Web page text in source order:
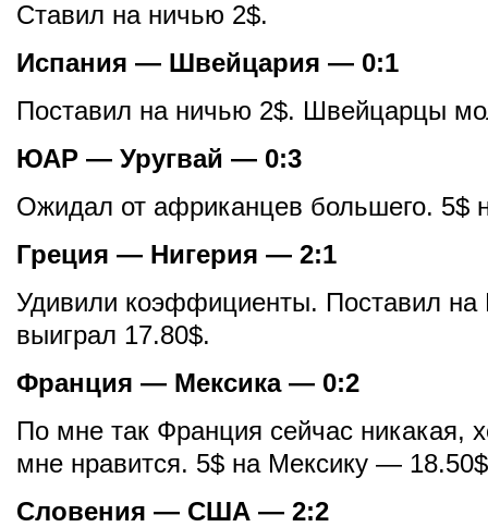
Ставил на ничью 2$.
Испания — Швейцария — 0:1
Поставил на ничью 2$. Швейцарцы
ЮАР — Уругвай — 0:3
Ожидал от африканцев большего. 5$
Греция — Нигерия — 2:1
Удивили коэффициенты. Поставил на
выиграл 17.80$.
Франция — Мексика — 0:2
По мне так Франция сейчас никакая,
мне нравится. 5$ на Мексику —
Словения — США — 2:2